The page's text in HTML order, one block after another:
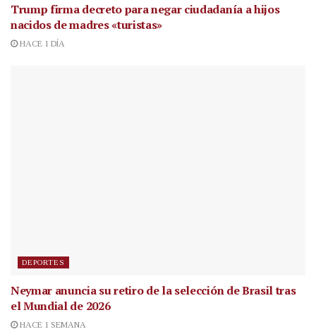
Trump firma decreto para negar ciudadanía a hijos
nacidos de madres «turistas»
HACE 1 DÍA
DEPORTES
Neymar anuncia su retiro de la selección de Brasil tras
el Mundial de 2026
HACE 1 SEMANA